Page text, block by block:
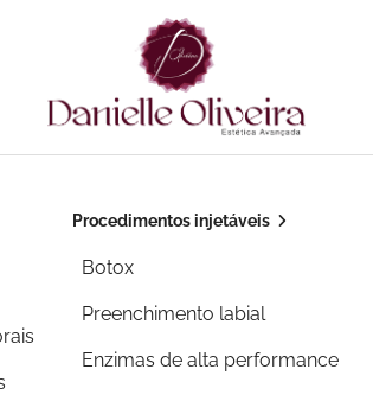
Procedimentos injetáveis
Botox
Preenchimento labial
Enzimas de alta performance